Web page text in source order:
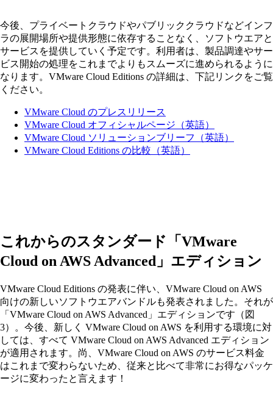
今後、プライベートクラウドやパブリッククラウドなどインフ
ラの展開場所や提供形態に依存することなく、ソフトウエアと
サービスを提供していく予定です。利用者は、製品調達やサー
ビス開始の処理をこれまでよりもスムーズに進められるように
なります。VMware Cloud Editions の詳細は、下記リンクをご覧
ください。
VMware Cloud のプレスリリース
VMware Cloud オフィシャルページ（英語）
VMware Cloud ソリューションブリーフ（英語）
VMware Cloud Editions の比較（英語）
これからのスタンダード「VMware
Cloud on AWS Advanced」エディション
VMware Cloud Editions の発表に伴い、VMware Cloud on AWS
向けの新しいソフトウエアバンドルも発表されました。それが
「VMware Cloud on AWS Advanced」エディションです（図
3）。今後、新しく VMware Cloud on AWS を利用する環境に対
しては、すべて VMware Cloud on AWS Advanced エディション
が適用されます。尚、VMware Cloud on AWS のサービス料金
はこれまで変わらないため、従来と比べて非常にお得なパッケ
ージに変わったと言えます！